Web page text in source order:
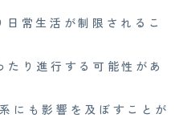
日常生活が制限されるこ
たり進行する可能性があ
にも影響を及ぼすことが